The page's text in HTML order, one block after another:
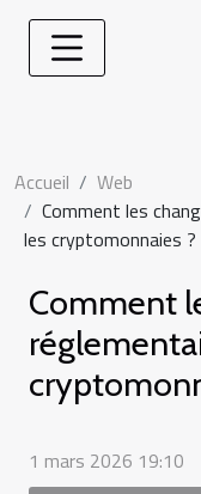
Accueil
Web
Comment les
les cryptomonnaies ?
Comment
1 mars 2026 19:10